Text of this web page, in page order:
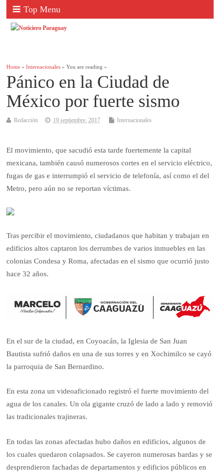
Top Menu
Home »Internacionales » You are reading »
Pánico en la Ciudad de
México por fuerte sismo
Redacción 19 septiembre, 2017 Internacionales
El movimiento, que sacudió esta tarde fuertemente la capital
mexicana, también causó numerosos cortes en el servicio eléctrico,
fugas de gas e interrumpió el servicio de telefonía, así como el del
Metro, pero aún no se reportan víctimas.
Tras percibir el movimiento, ciudadanos que habitan y trabajan en
edificios altos captaron los derrumbes de varios inmuebles en las
colonias Condesa y Roma, afectadas en el sismo que ocurrió justo
hace 32 años.
En el sur de la ciudad, en Coyoacán, la Iglesia de San Juan
Bautista sufrió daños en una de sus torres y en Xochimilco se cayó
la parroquia de San Bernardino.
En esta zona un videoaficionado registró el fuerte movimiento del
agua de los canales. Un ola gigante cruzó de lado a lado y removió
las tradicionales trajineras.
En todas las zonas afectadas hubo daños en edificios, algunos de
los cuales quedaron colapsados. Se cayeron numerosas bardas y se
desprendieron fachadas de departamentos y edificios públicos en